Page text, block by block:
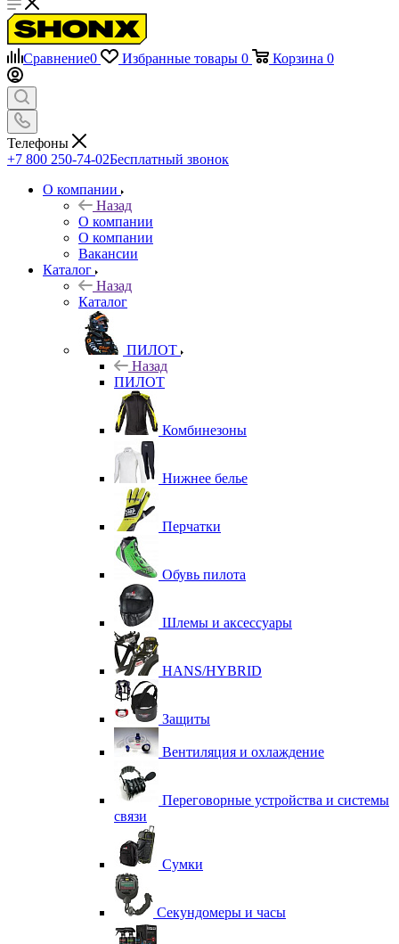
Сравнение0 Избранные товары 0 Корзина 0
Телефоны
+7 800 250-74-02Бесплатный звонок
О компании
Назад
О компании
О компании
Вакансии
Каталог
Назад
Каталог
ПИЛОТ
Назад
ПИЛОТ
Комбинезоны
Нижнее белье
Перчатки
Обувь пилота
Шлемы и аксессуары
HANS/HYBRID
Защиты
Вентиляция и охлаждение
Переговорные устройства и системы
связи
Сумки
Секундомеры и часы